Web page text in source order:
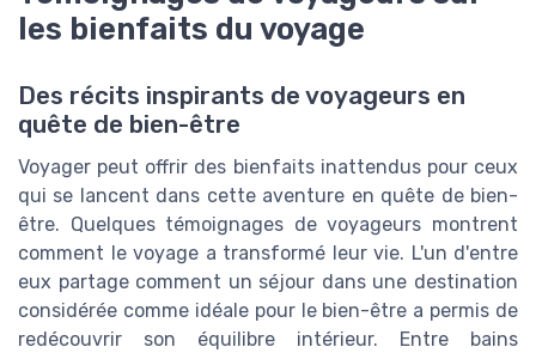
les bienfaits du voyage
Des récits inspirants de voyageurs en
quête de bien-être
Voyager peut offrir des bienfaits inattendus pour ceux
qui se lancent dans cette aventure en quête de bien-
être. Quelques témoignages de voyageurs montrent
comment le voyage a transformé leur vie. L'un d'entre
eux partage comment un séjour dans une destination
considérée comme idéale pour le bien-être a permis de
redécouvrir son équilibre intérieur. Entre bains